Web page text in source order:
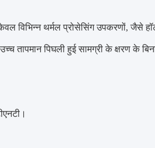
विभिन्न थर्मल प्रोसेसिंग उपकरणों, जैसे
तापमान पिघली हुई सामग्री के क्षरण के